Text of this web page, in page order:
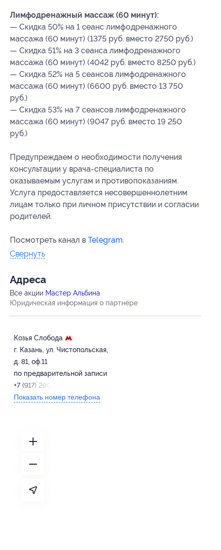
Лимфодренажный массаж (60 минут):
— Скидка 50% на 1 сеанс лимфодренажного
массажа (60 минут) (1375 руб. вместо 2750 руб.)
— Скидка 51% на 3 сеанса лимфодренажного
массажа (60 минут) (4042 руб. вместо 8250 руб.)
— Скидка 52% на 5 сеансов лимфодренажного
массажа (60 минут) (6600 руб. вместо 13 750
руб.)
— Скидка 53% на 7 сеансов лимфодренажного
массажа (60 минут) (9047 руб. вместо 19 250
руб.)
Предупреждаем о необходимости получения
консультации у врача-специалиста по
оказываемым услугам и противопоказаниям.
Услуга предоставляется несовершеннолетним
лицам только при личном присутствии и согласии
родителей.
Посмотреть канал в Telegram.
Свернуть
Адресa
Все акции Мастер Альбина
Юридическая информация о партнёре
Козья Слобода
г. Казань, ул. Чистопольская,
д. 81, оф.11
по предварительной записи
+7 (917) 280-56-44
Показать номер телефона